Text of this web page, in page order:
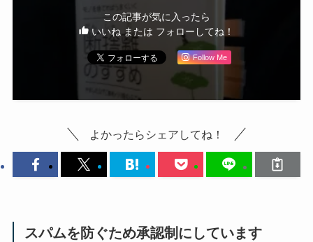
この記事が気に入ったら
いいね または フォローしてね！
Follow Me
よかったらシェアしてね！
スパムを防ぐため承認制にしています